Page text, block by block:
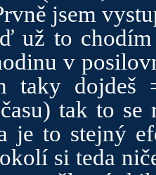
jsem
už to
v
taky dojdeš
tak to se
je to stejný
si teda